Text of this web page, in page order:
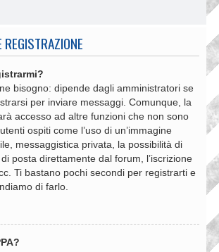
bisogno: dipende dagli amministratori se
per inviare messaggi. Comunque, la
accesso ad altre funzioni che non sono
ospiti come l’uso di un’immagine
messaggistica privata, la possibilità di
posta direttamente dal forum, l’iscrizione
Ti bastano pochi secondi per registrarti e
di farlo.